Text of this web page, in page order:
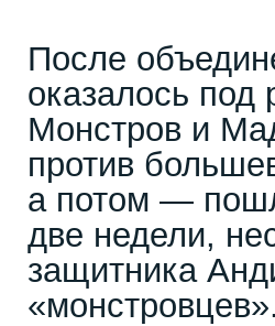
После
оказалось
Монстров и
против
а потом —
две недели,
защитника
«монстровцев».